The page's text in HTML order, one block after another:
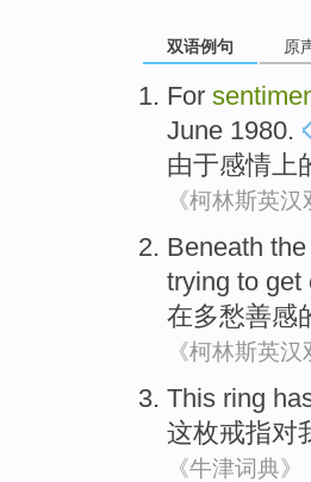
双语例句 原
For
June 1980.
由于感情上
《柯林斯英汉
Beneath the
trying to get
在多愁善感
《柯林斯英汉
This ring
这枚戒指对
《牛津词典》